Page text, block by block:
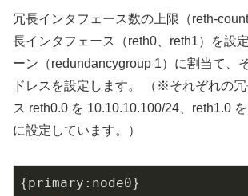
冗長インタフェース数の上限（reth-
長インタフェース（reth0、reth1）を設
ーン（redundancygroup 1）に割当て、
ドレスを設定します。 （※それぞれの
ス reth0.0 を 10.10.10.100/24、reth1.0
に設定しています。）
{primary:node0}